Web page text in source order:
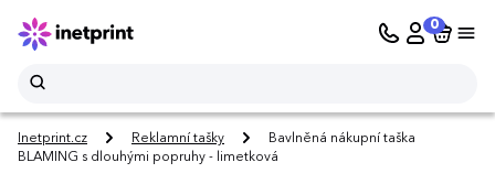
0
Inetprint.cz Reklamní tašky
Bavlněná nákupní taška
BLAMING s dlouhými popruhy - limetková